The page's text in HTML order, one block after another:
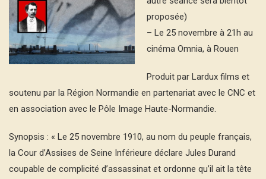
proposée)
– Le 25 novembre à 21h au
cinéma Omnia, à Rouen
Produit par Lardux films et
soutenu par la Région Normandie en partenariat avec le CNC et
en association avec le Pôle Image Haute-Normandie.
Synopsis : « Le 25 novembre 1910, au nom du peuple français,
la Cour d’Assises de Seine Inférieure déclare Jules Durand
coupable de complicité d’assassinat et ordonne qu’il ait la tête